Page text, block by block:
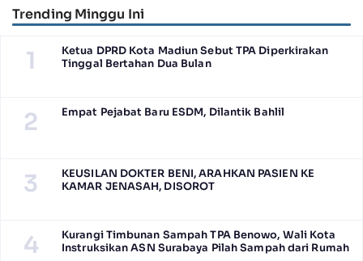
Trending Minggu Ini
1
Ketua DPRD Kota Madiun Sebut TPA Diperkirakan
Tinggal Bertahan Dua Bulan
2 Empat Pejabat Baru ESDM, Dilantik Bahlil
3
KEUSILAN DOKTER BENI, ARAHKAN PASIEN KE
KAMAR JENASAH, DISOROT
4
Kurangi Timbunan Sampah TPA Benowo, Wali Kota
Instruksikan ASN Surabaya Pilah Sampah dari Rumah